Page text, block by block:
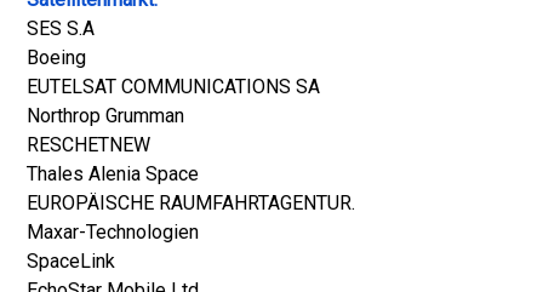
SES S.A
Boeing
EUTELSAT COMMUNICATIONS SA
Northrop Grumman
RESCHETNEW
Thales Alenia Space
EUROPÄISCHE RAUMFAHRTAGENTUR.
Maxar-Technologien
SpaceLink